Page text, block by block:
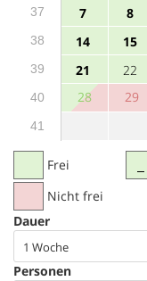
37 7 8
38 14 15
39 21 22
40 28 29
41
Frei
Nicht frei
Dauer
1 Woche
Personen